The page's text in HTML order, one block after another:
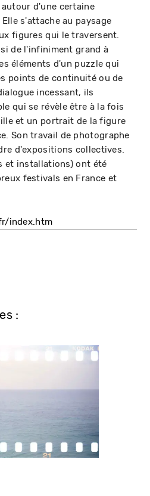
d'une certaine
s'attache au paysage
figures qui le traversent.
de l'infiniment grand à
éléments d'un puzzle qui
points de continuité ou de
incessant, ils
qui se révèle être à la fois
et un portrait de la figure
Son travail de photographe
d'expositions collectives.
et installations) ont été
festivals en France et
index.htm
: